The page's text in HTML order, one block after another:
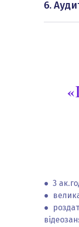
6.
● 3
●
●